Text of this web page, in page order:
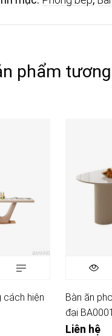
phẩm
cách hiện
Bàn ăn
đại BA0001
Liên hệ